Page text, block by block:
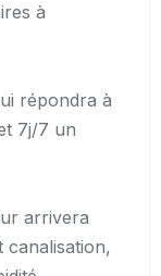
à
répondra à
7j/7 un
arrivera
canalisation,